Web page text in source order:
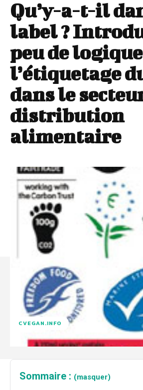
Qu’y-a-t-il
label ?
peu de
l’étiquetage
dans le
distribution
alimentaire
CVEGAN.INFO
Sommaire : (masquer)